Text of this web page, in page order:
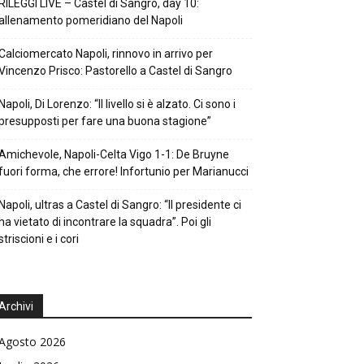
LIVE – Castel di Sangro, day 10:
pomeridiano del Napoli
Napoli, rinnovo in arrivo per
Prisco: Pastorello a Castel di Sangro
Di Lorenzo: “Il livello si è alzato. Ci sono i
per fare una buona stagione”
Napoli-Celta Vigo 1-1: De Bruyne
forma, che errore! Infortunio per Marianucci
ultras a Castel di Sangro: “Il presidente ci
vietato di incontrare la squadra”. Poi gli
e i cori
2026